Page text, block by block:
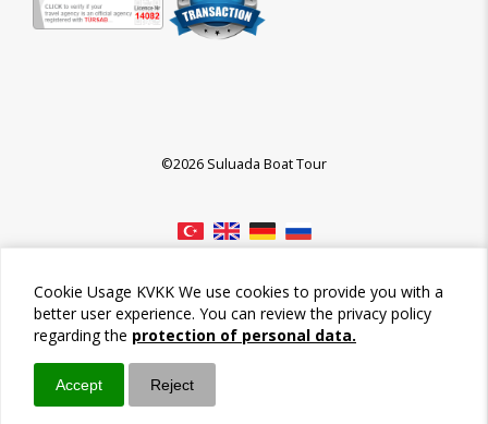
Call / Ara
Cookie Usage KVKK We use cookies to provide you with a
better user experience. You can review the privacy policy
regarding the protection of personal data.
Accept Reject
©2026 Suluada Boat Tour